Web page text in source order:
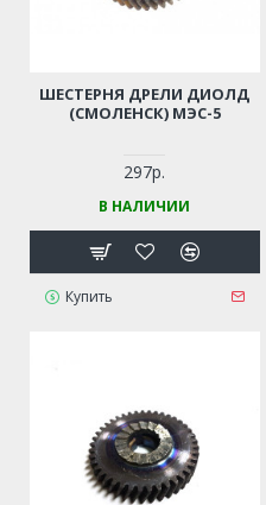
ШЕСТЕРНЯ ДРЕЛИ ДИОЛД
(СМОЛЕНСК) МЭС-5
297р.
В НАЛИЧИИ
Купить